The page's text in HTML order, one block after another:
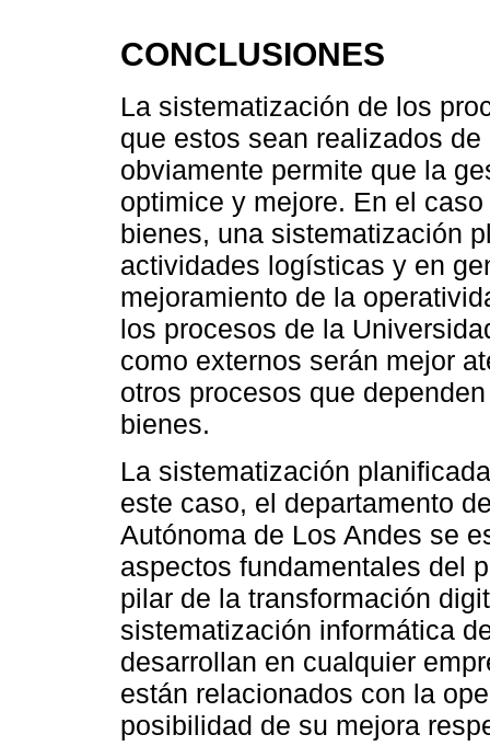
CONCLUSIONES
La sistematización de los
que estos sean realizados
obviamente permite que la
optimice y mejore. En el
bienes, una sistematización
actividades logísticas y en
mejoramiento de la
los procesos de la
como externos serán mejor
otros procesos que
bienes.
La sistematización
este caso, el departamento
Autónoma de Los Andes se
aspectos fundamentales del
pilar de la transformación
sistematización informática
desarrollan en cualquier
están relacionados con la
posibilidad de su mejora